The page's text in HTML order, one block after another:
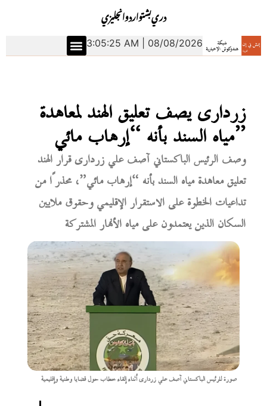
انجليزياردوبشتودري
3:05:26 AM | 08/08/2026
زرداری يصف تعليق الهند لمعاهدة
مياه السند بأنه “إرهاب مائي”
وصف الرئيس الباكستاني آصف علي زرداری قرار الهند
تعليق معاهدة مياه السند بأنه “إرهاب مائي”، محذرًا من
تداعيات الخطوة على الاستقرار الإقليمي وحقوق ملايين
السكان الذين يعتمدون على مياه الأنهار المشتركة
صورة للرئيس الباكستاني آصف علي زرداری أثناء إلقاء خطاب حول قضايا وطنية وإقليمية